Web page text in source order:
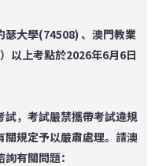
瑟大學(74508) 、 澳門教業
以上考點於2026年6月6日
，考試嚴禁攜帶考試違規
規定予以嚴肅處理。 請澳
詢有關問題：